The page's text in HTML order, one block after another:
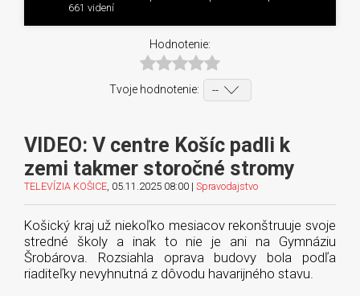
661videní
Hodnotenie:
Tvoje hodnotenie:
VIDEO: V centre Košíc padli k
zemi takmer storočné stromy
TELEVÍZIA KOŠICE , 05.11.2025 08:00 | Spravodajstvo
Košický kraj už niekoľko mesiacov rekonštruuje svoje
stredné školy a inak to nie je ani na Gymnáziu
Šrobárova. Rozsiahla oprava budovy bola podľa
riaditeľky nevyhnutná z dôvodu havarijného stavu.